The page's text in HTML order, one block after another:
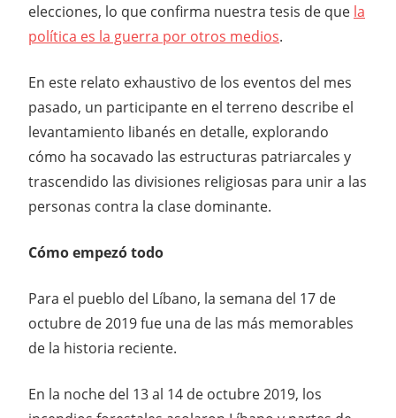
elecciones, lo que confirma nuestra tesis de que la
política es la guerra por otros medios.
En este relato exhaustivo de los eventos del mes
pasado, un participante en el terreno describe el
levantamiento libanés en detalle, explorando
cómo ha socavado las estructuras patriarcales y
trascendido las divisiones religiosas para unir a las
personas contra la clase dominante.
Cómo empezó todo
Para el pueblo del Líbano, la semana del 17 de
octubre de 2019 fue una de las más memorables
de la historia reciente.
En la noche del 13 al 14 de octubre 2019, los